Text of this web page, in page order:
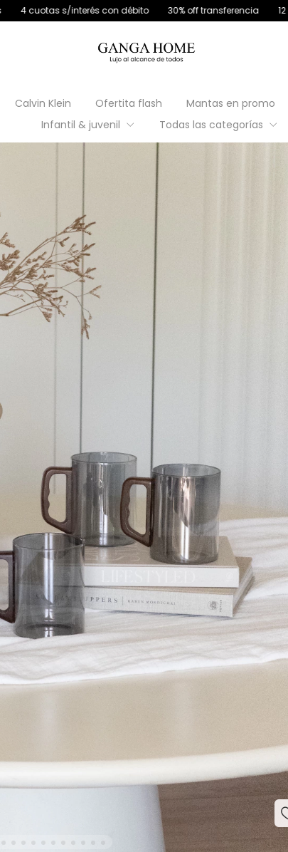
con débito 30% off transferencia 12 cuotas sin interés
Calvin Klein Ofertita flash Mantas en promo
Infantil & juvenil
Todas las categorías